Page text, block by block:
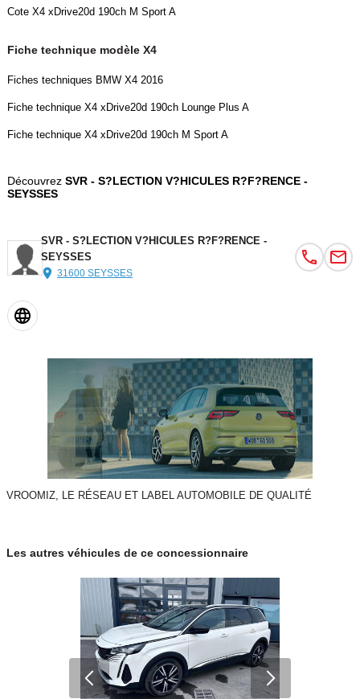
Cote X4 xDrive20d 190ch M Sport A
Fiche technique modèle X4
Fiches techniques BMW X4 2016
Fiche technique X4 xDrive20d 190ch Lounge Plus A
Fiche technique X4 xDrive20d 190ch M Sport A
Découvrez SVR - S?LECTION V?HICULES R?F?RENCE -
SEYSSES
SVR - S?LECTION V?HICULES R?F?RENCE -
SEYSSES
31600 SEYSSES
VROOMIZ, LE RÉSEAU ET LABEL AUTOMOBILE DE QUALITÉ
Les autres véhicules de ce concessionnaire